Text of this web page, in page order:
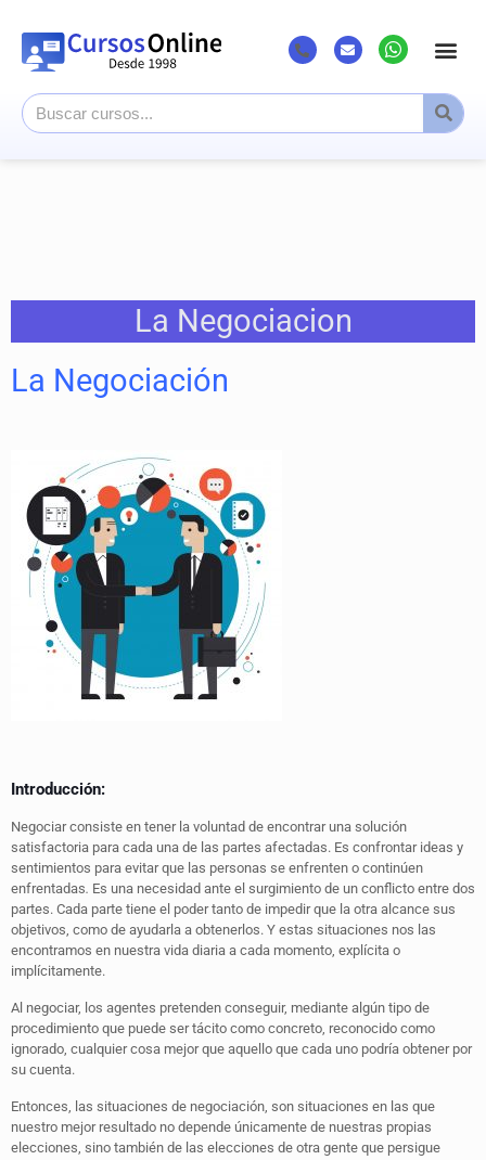
La Negociacion
La Negociación
Introducción:
Negociar consiste en tener la voluntad de encontrar una solución
satisfactoria para cada una de las partes afectadas. Es confrontar ideas y
sentimientos para evitar que las personas se enfrenten o continúen
enfrentadas. Es una necesidad ante el surgimiento de un conflicto entre dos
partes. Cada parte tiene el poder tanto de impedir que la otra alcance sus
objetivos, como de ayudarla a obtenerlos. Y estas situaciones nos las
encontramos en nuestra vida diaria a cada momento, explícita o
implícitamente.
Al negociar, los agentes pretenden conseguir, mediante algún tipo de
procedimiento que puede ser tácito como concreto, reconocido como
ignorado, cualquier cosa mejor que aquello que cada uno podría obtener por
su cuenta.
Entonces, las situaciones de negociación, son situaciones en las que
nuestro mejor resultado no depende únicamente de nuestras propias
elecciones, sino también de las elecciones de otra gente que persigue